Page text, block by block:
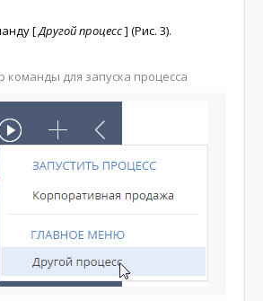
[Другой процесс] (Рис. 3).
команды для запуска процесса